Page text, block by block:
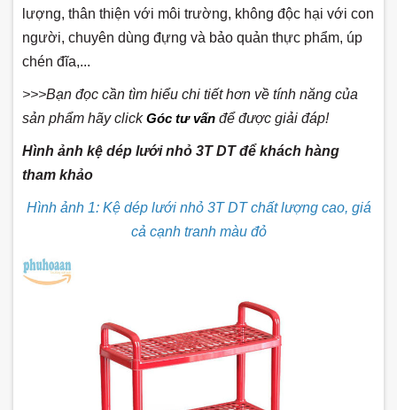
lượng, thân thiện với môi trường, không độc hại với con
người, chuyên dùng đựng và bảo quản thực phẩm, úp
chén đĩa,...
>>>Bạn đọc cần tìm hiểu chi tiết hơn về tính năng của
sản phẩm hãy clickGóc tư vấn để được giải đáp!
Hình ảnh kệ dép lưới nhỏ 3T DT để khách hàng
tham khảo
Hình ảnh 1: Kệ dép lưới nhỏ 3T DT chất lượng cao, giá
cả cạnh tranh màu đỏ